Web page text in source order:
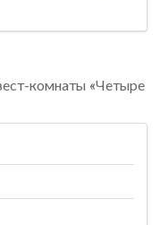
комнаты «Четыре